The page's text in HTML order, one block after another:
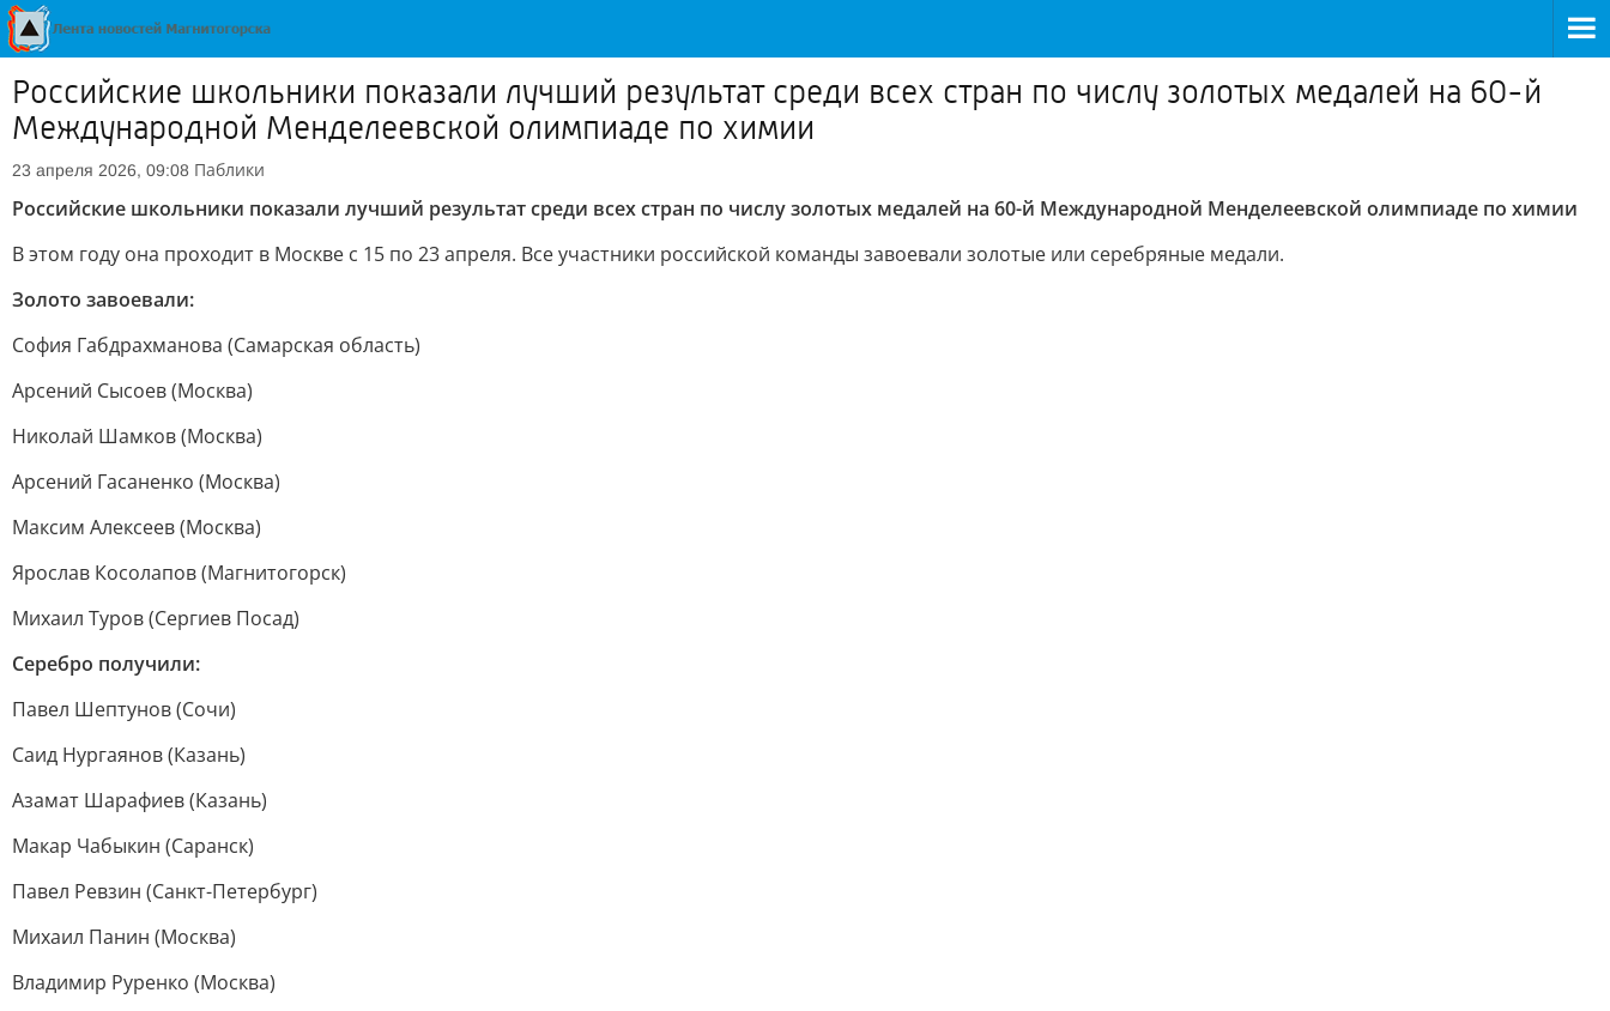
Российские школьники показали лучший результат среди всех стран по числу золотых медалей на 60-й
Международной Менделеевской олимпиаде по химии
23 апреля 2026, 09:08 Паблики
Российские школьники показали лучший результат среди всех стран по числу золотых медалей на 60-й Международной Менделеевской олимпиаде по химии
В этом году она проходит в Москве с 15 по 23 апреля. Все участники российской команды завоевали золотые или серебряные медали.
Золото завоевали:
София Габдрахманова (Самарская область)
Арсений Сысоев (Москва)
Николай Шамков (Москва)
Арсений Гасаненко (Москва)
Максим Алексеев (Москва)
Ярослав Косолапов (Магнитогорск)
Михаил Туров (Сергиев Посад)
Серебро получили:
Павел Шептунов (Сочи)
Саид Нургаянов (Казань)
Азамат Шарафиев (Казань)
Макар Чабыкин (Саранск)
Павел Ревзин (Санкт-Петербург)
Михаил Панин (Москва)
Владимир Руренко (Москва)